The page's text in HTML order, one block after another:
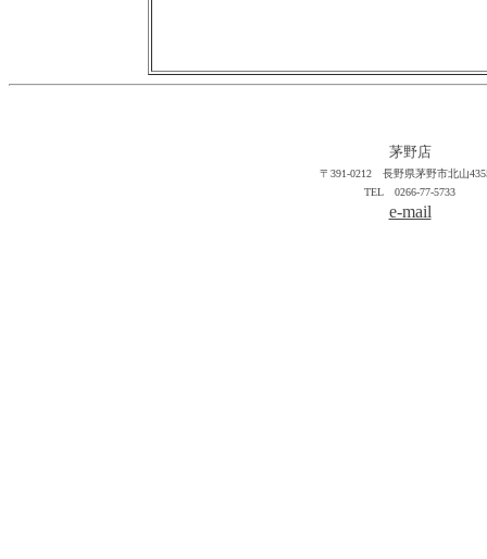
茅野店
〒391-0212 長野県茅野市北山
TEL 0266-77-5733
e-mail